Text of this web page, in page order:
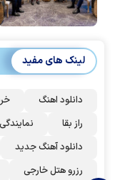
لینک های مفید
دانلود اهنگ
راز بقا
دانلود آهنگ جدید
رزرو هتل خارجی